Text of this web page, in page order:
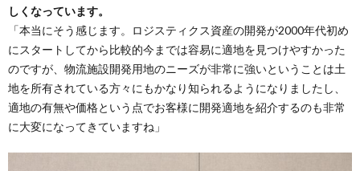
しくなっています。
「本当にそう感じます。ロジスティクス資産の開発が2000年代初め
にスタートしてから比較的今までは容易に適地を見つけやすかった
のですが、物流施設開発用地のニーズが非常に強いということは土
地を所有されている方々にもかなり知られるようになりましたし、
適地の有無や価格という点でお客様に開発適地を紹介するのも非常
に大変になってきていますね」